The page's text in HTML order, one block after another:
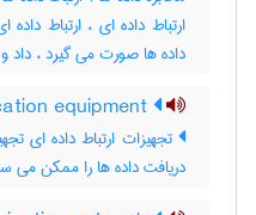
ارتباط داده ای ، ارتباط داده
داده ها صورت می گیرد ، داد
تجهیزات ارتباط داده ای
دریافت داده ها را ممکن می